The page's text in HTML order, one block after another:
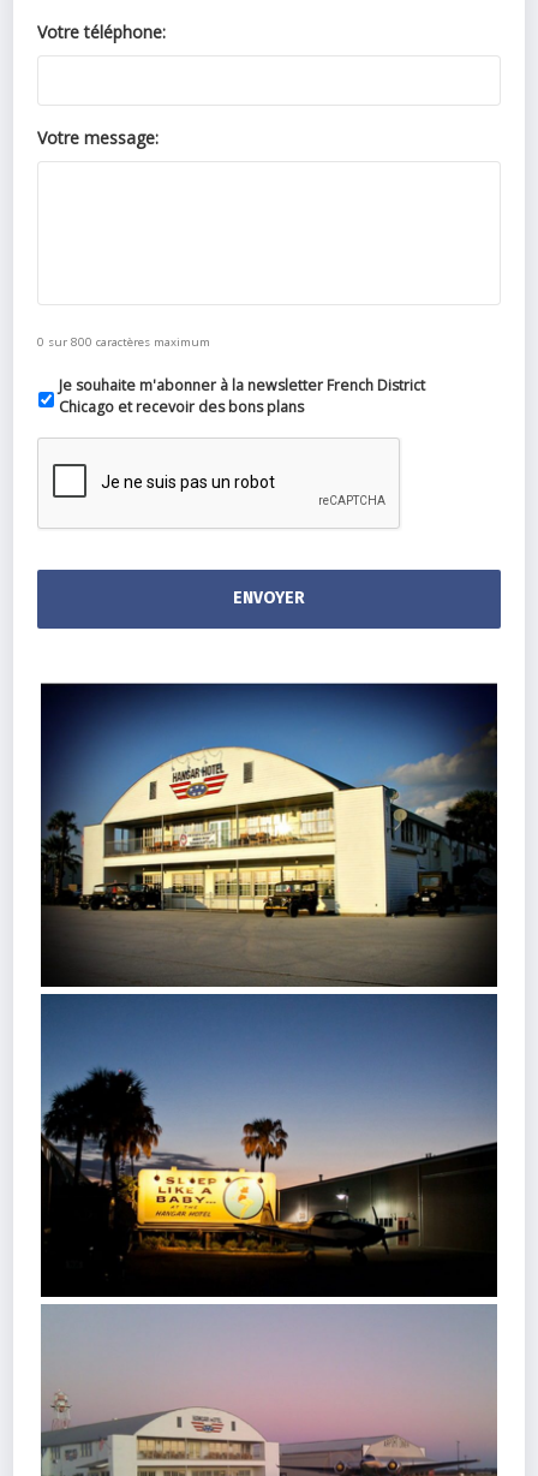
Votre téléphone:
Votre message:
0 sur 800 caractères maximum
Je souhaite m'abonner à la newsletter French District
Chicago et recevoir des bons plans